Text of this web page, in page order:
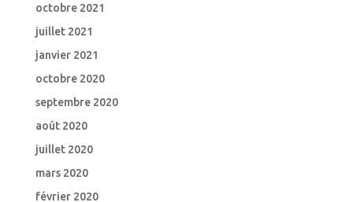
octobre 2021
juillet 2021
janvier 2021
octobre 2020
septembre 2020
août 2020
juillet 2020
mars 2020
février 2020